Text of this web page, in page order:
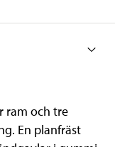
ram och tre
En planfräst